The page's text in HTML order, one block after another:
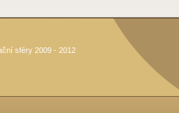
sféry 2009 - 2012